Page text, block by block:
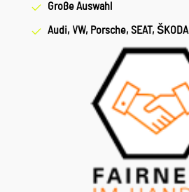
Große Auswahl
Audi, VW, Porsche, SEAT, ŠKODA